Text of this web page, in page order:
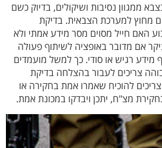
ממגוון נסיבות ושיקולים, בדיוק כשם
מחוץ למערכת הצבאית. בדיקת
האם חייל מסוים מסר מידע אמתי ולא
אם מדובר באופציה לשיתוף פעולה
מידע רגיש או סודי. כך למשל מועמדים
צריכים לעבור בהצלחה בדיקת
להוכיח שאמרו אמת בחקירה או
מצ"ח, יתכן ויבדקו במכונת אמת.